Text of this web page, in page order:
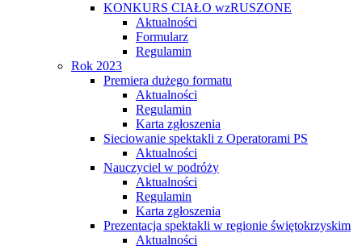
KONKURS CIAŁO wzRUSZONE
Aktualności
Formularz
Regulamin
Rok 2023
Premiera dużego formatu
Aktualności
Regulamin
Karta zgłoszenia
Sieciowanie spektakli z Operatorami PS
Aktualności
Nauczyciel w podróży
Aktualności
Regulamin
Karta zgłoszenia
Prezentacja spektakli w regionie świętokrzyskim
Aktualności